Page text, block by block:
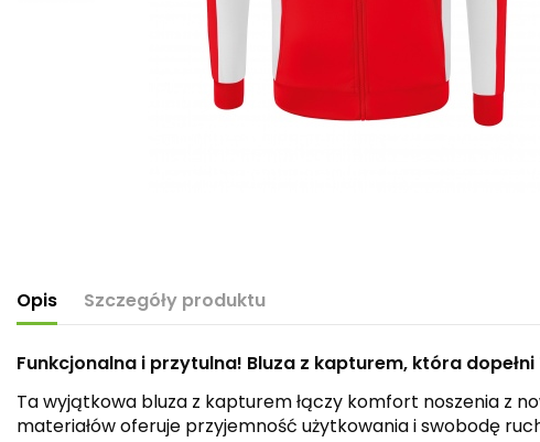
Opis Szczegóły produktu
Funkcjonalna i przytulna! Bluza z kapturem, która
Ta wyjątkowa bluza z kapturem łączy komfort noszenia z
materiałów oferuje przyjemność użytkowania i swobodę